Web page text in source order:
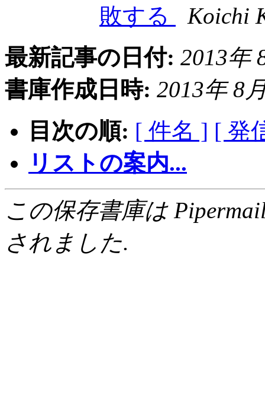
敗する
Koichi
最新記事の日付: 2013年
書庫作成日時: 2013年 8
目次の順: [ 件名 ] [ 発
リストの案内...
この保存書庫は
されました.